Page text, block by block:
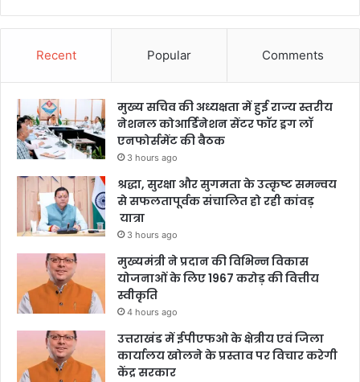
Recent Popular Comments
मुख्य सचिव की अध्यक्षता में हुई राज्य स्तरीय
नेशनल कोआर्डिनेशन सेंटर फॉर ड्रग लॉ
एनफोर्समेंट की बैठक
3 hours ago
श्रद्धा, सुरक्षा और सुगमता के उत्कृष्ट समन्वय
से सफलतापूर्वक संचालित हो रही कांवड़
यात्रा
3 hours ago
मुख्यमंत्री ने प्रदान की विभिन्न विकास
योजनाओं के लिए 1967 करोड़ की वित्तीय
स्वीकृति
4 hours ago
उत्तराखंड में ईपीएफओ के क्षेत्रीय एवं जिला
कार्यालय खोलने के प्रस्ताव पर विचार करेगी
केंद्र सरकार